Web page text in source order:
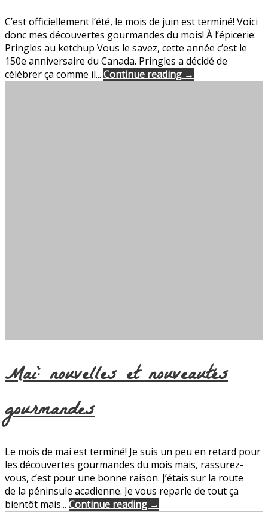
C’est officiellement l’été, le mois de juin est terminé! Voici
donc mes découvertes gourmandes du mois! À l’épicerie:
Pringles au ketchup Vous le savez, cette année c’est le
150e anniversaire du Canada. Pringles a décidé de
célébrer ça comme il... Continue reading →
Mai: nouvelles et nouveautés
gourmandes
Le mois de mai est terminé! Je suis un peu en retard pour
les découvertes gourmandes du mois mais, rassurez-
vous, c’est pour une bonne raison. J’étais sur la route
de la péninsule acadienne. Je vous reparle de tout ça
bientôt mais... Continue reading →